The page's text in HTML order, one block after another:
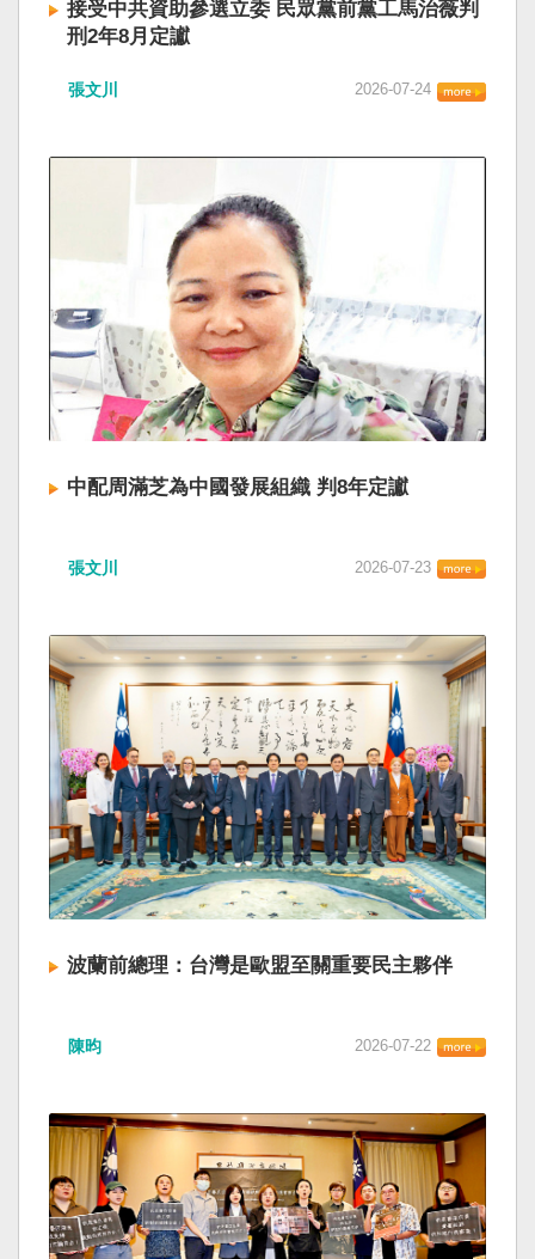
接受中共資助參選立委 民眾黨前黨工馬治薇判
刑2年8月定讞
張文川 2026-07-24
中配周滿芝為中國發展組織 判8年定讞
張文川 2026-07-23
波蘭前總理：台灣是歐盟至關重要民主夥伴
陳昀 2026-07-22